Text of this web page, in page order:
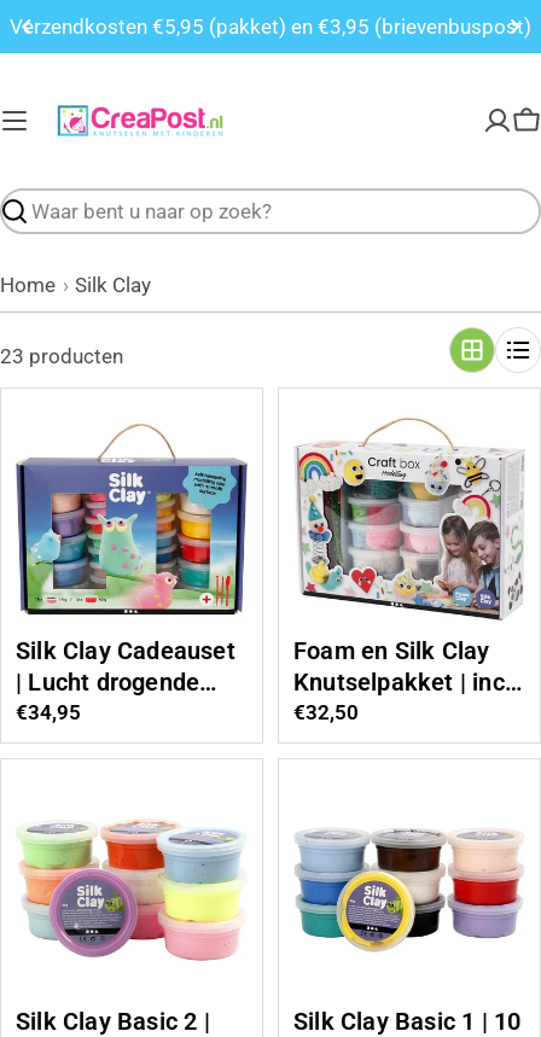
Overslaan
naar
Vanaf € 55 gratis verzending (NL)
Zoeken
Home Silk Clay
23 producten
Silk Clay Cadeauset
| Lucht drogende
Klei | Incl.
boetseergereedscha
Normale
prijs
€34,95
Foam en Silk Clay
Knutselpakket | incl.
Boetseergereedscha
p
Normale
prijs
€32,50
Silk Clay Basic 2 |
Silk Clay Basic 1 | 10